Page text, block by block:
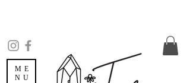
ME
NU